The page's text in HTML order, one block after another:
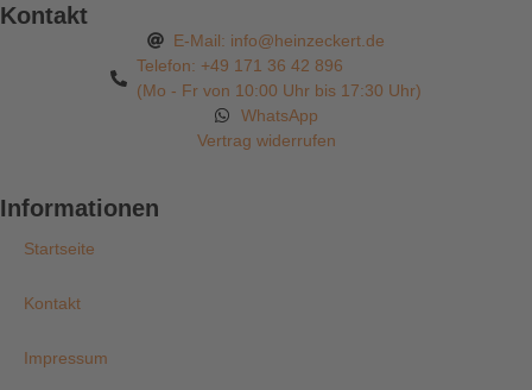
Kontakt
E-Mail: info@heinzeckert.de
Telefon: +49 171 36 42 896
(Mo - Fr von 10:00 Uhr bis 17:30 Uhr)
WhatsApp
Vertrag widerrufen
Informationen
Startseite
Kontakt
Impressum